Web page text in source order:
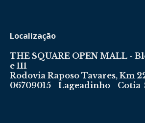
Localização
THE SQUARE OPEN MALL -
e 111
Rodovia Raposo Tavares, Km
06709015 - Lageadinho - Cotia-